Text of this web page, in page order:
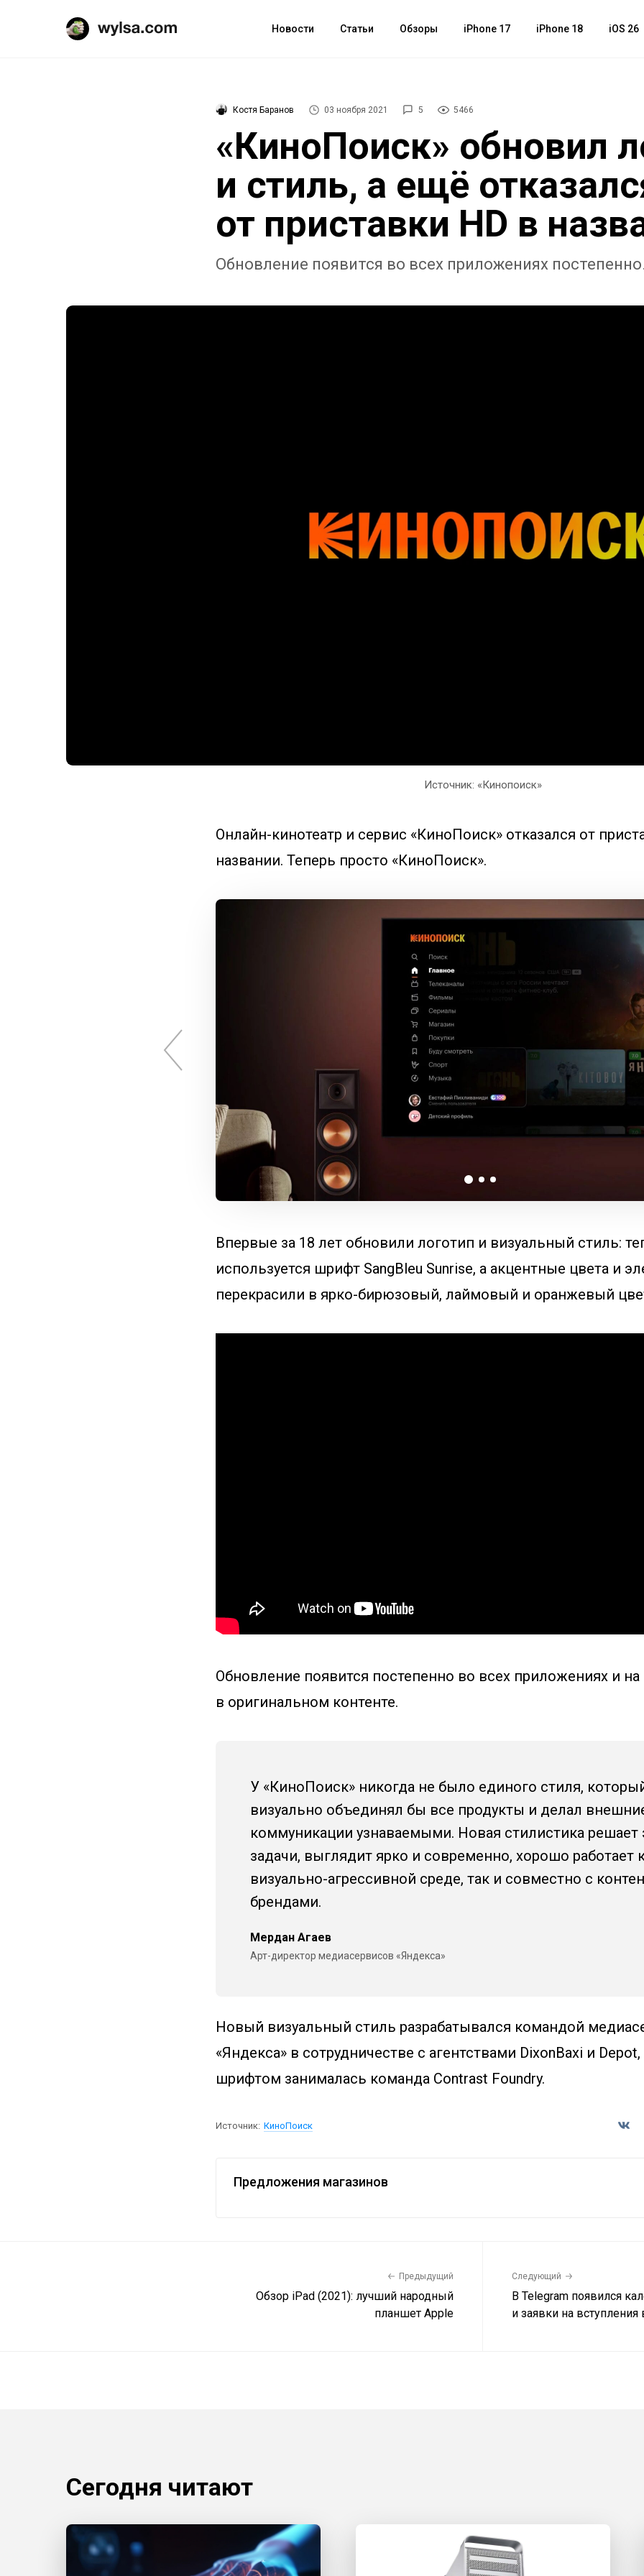
Новости Статьи Обзоры iPhone 17 iPhone 18 iOS 26
Костя Баранов 03 ноября 2021 5 5466
«КиноПоиск» обновил
и стиль, а ещё
от приставки HD в
Обновление появится во всех приложениях
Источник: «Кинопоиск»
Онлайн-кинотеатр и сервис «КиноПоиск» отказался от
названии. Теперь просто «КиноПоиск».
Впервые за 18 лет обновили логотип и визуальный стиль:
используется шрифт SangBleu Sunrise, а акцентные цвета и
перекрасили в ярко-бирюзовый, лаймовый и оранжевый
Обновление появится постепенно во всех приложениях и на
в оригинальном контенте.
У «КиноПоиск» никогда не было единого стиля,
визуально объединял бы все продукты и делал
коммуникации узнаваемыми. Новая стилистика решает
задачи, выглядит ярко и современно, хорошо работает
визуально-агрессивной среде, так и совместно с
брендами.
Мердан Агаев
Арт-директор медиасервисов «Яндекса»
Новый визуальный стиль разрабатывался командой
«Яндекса» в сотрудничестве c агентствами DixonBaxi и
шрифтом занималась команда Contrast Foundry.
Источник: КиноПоиск
Предложения магазинов
Предыдущий
Обзор iPad (2021): лучший народный
планшет Apple
Следующий
В Telegram появился
и заявки на вступления
Сегодня читают